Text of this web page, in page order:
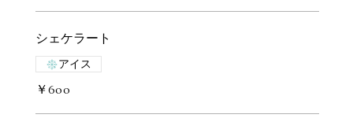
シェケラート
￥600
アイス